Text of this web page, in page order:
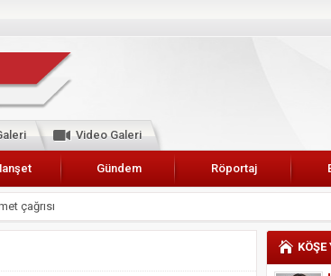
Video Galeri
Gündem Röportaj
çağrısı
Başkanı Şefik Arslan